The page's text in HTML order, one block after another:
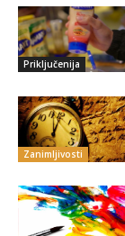
Priključenija
Zanimljivosti